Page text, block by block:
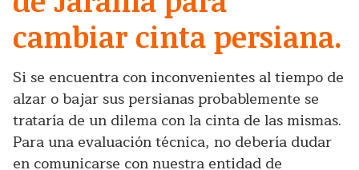
cambiar cinta persiana.
Si se encuentra con inconvenientes al tiempo de
alzar o bajar sus persianas probablemente se
trataría de un dilema con la cinta de las mismas.
Para una evaluación técnica, no debería dudar
en comunicarse con nuestra entidad de